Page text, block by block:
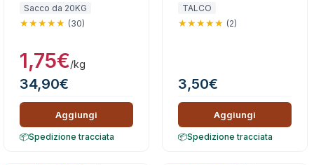
Sacco da 20KG
(30)
34,90€
1,75€/kg
Aggiungi
Spedizione tracciata
TALCO
(2)
3,50€
Aggiungi
Spedizione tracciata